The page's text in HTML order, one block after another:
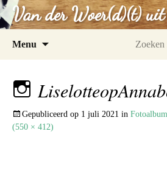
Van der Woer(d)(t)
Menu
Gepubliceerd op 1 juli 2021 in Fotoalbum
(550 × 412)